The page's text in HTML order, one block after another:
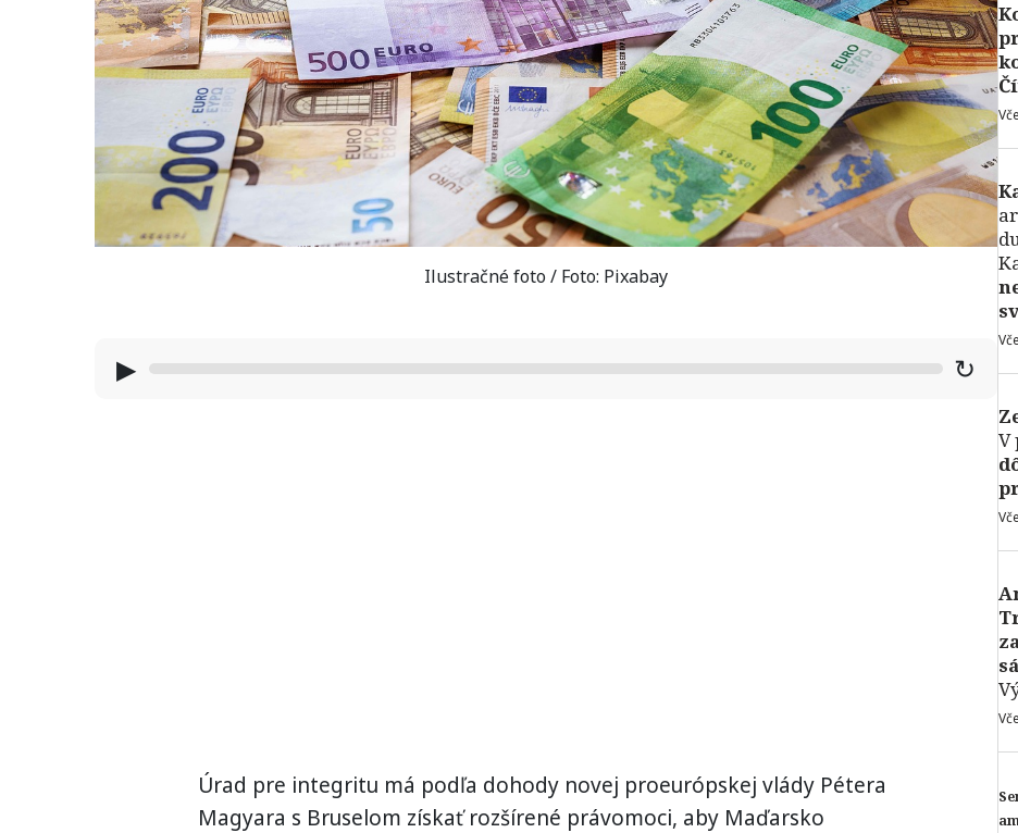
Ilustračné foto / Foto: Pixabay
▶ ↻
Úrad pre integritu má podľa dohody novej proeurópskej vlády Pétera
Magyara s Bruselom získať rozšírené právomoci, aby Maďarsko
V